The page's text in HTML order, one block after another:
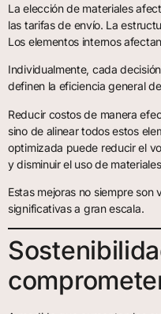
La elección de materiales
las tarifas de envío. La
Los elementos internos
Individualmente, cada
definen la eficiencia general
Reducir costos de manera
sino de alinear todos estos
optimizada puede reducir el
y disminuir el uso de
Estas mejoras no siempre
significativas a gran escala.